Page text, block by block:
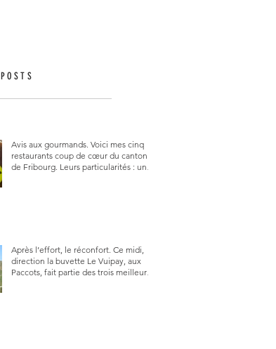
Avis aux gourmands. Voici mes cinq
restaurants coup de cœur du canton
de Fribourg. Leurs particularités : un
Après l’effort, le réconfort. Ce midi,
direction la buvette Le Vuipay, aux
Paccots, fait partie des trois meilleures